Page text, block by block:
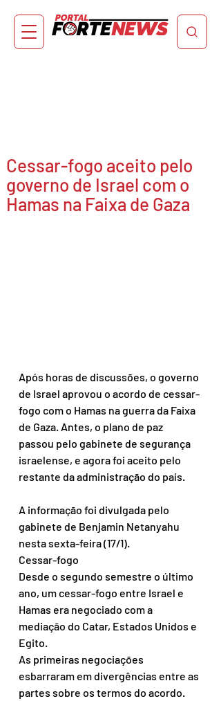
Cessar-fogo aceito pelo
governo de Israel com o
Hamas na Faixa de Gaza
Após horas de discussões, o governo
de Israel aprovou o acordo de cessar-
fogo com o Hamas na guerra da Faixa
de Gaza. Antes, o plano de paz
passou pelo gabinete de segurança
israelense, e agora foi aceito pelo
restante da administração do país.
A informação foi divulgada pelo
gabinete de Benjamin Netanyahu
nesta sexta-feira (17/1).
Cessar-fogo
Desde o segundo semestre o último
ano, um cessar-fogo entre Israel e
Hamas era negociado com a
mediação do Catar, Estados Unidos e
Egito.
As primeiras negociações
esbarraram em divergências entre as
partes sobre os termos do acordo.